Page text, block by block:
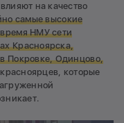
на качество
самые высокие
НМУ сети
Красноярска,
Покровке, Одинцово,
которые